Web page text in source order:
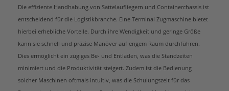
Die effiziente Handhabung von Sattelaufliegern und Containerchassis ist
entscheidend für die Logistikbranche. Eine Terminal Zugmaschine bietet
hierbei erhebliche Vorteile. Durch ihre Wendigkeit und geringe Größe
kann sie schnell und präzise Manöver auf engem Raum durchführen.
Dies ermöglicht ein zügiges Be- und Entladen, was die Standzeiten
minimiert und die Produktivität steigert. Zudem ist die Bedienung
solcher Maschinen oftmals intuitiv, was die Schulungszeit für das